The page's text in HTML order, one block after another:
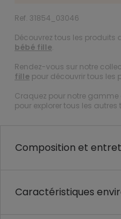
Ref. 31854_03046
Découvrez tous les produits
bébé fille.
Rendez-vous sur notre
fille pour découvrir tous les
Craquez pour notre gamme
pour explorer tous les
Composition et
Caractéristiques